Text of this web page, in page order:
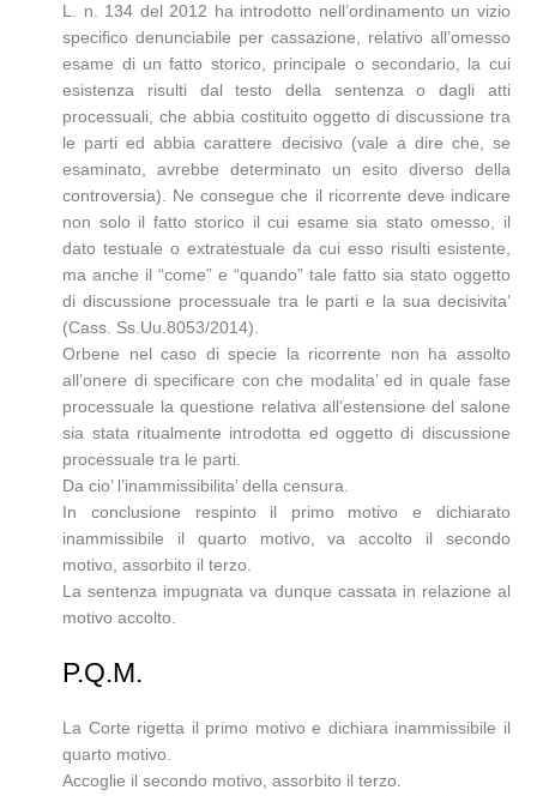
L. n. 134 del 2012 ha introdotto nell’ordinamento un vizio
specifico denunciabile per cassazione, relativo all’omesso
esame di un fatto storico, principale o secondario, la cui
esistenza risulti dal testo della sentenza o dagli atti
processuali, che abbia costituito oggetto di discussione tra
le parti ed abbia carattere decisivo (vale a dire che, se
esaminato, avrebbe determinato un esito diverso della
controversia). Ne consegue che il ricorrente deve indicare
non solo il fatto storico il cui esame sia stato omesso, il
dato testuale o extratestuale da cui esso risulti esistente,
ma anche il “come” e “quando” tale fatto sia stato oggetto
di discussione processuale tra le parti e la sua decisivita’
(Cass. Ss.Uu.8053/2014).
Orbene nel caso di specie la ricorrente non ha assolto
all’onere di specificare con che modalita’ ed in quale fase
processuale la questione relativa all’estensione del salone
sia stata ritualmente introdotta ed oggetto di discussione
processuale tra le parti.
Da cio’ l’inammissibilita’ della censura.
In conclusione respinto il primo motivo e dichiarato
inammissibile il quarto motivo, va accolto il secondo
motivo, assorbito il terzo.
La sentenza impugnata va dunque cassata in relazione al
motivo accolto.
P.Q.M.
La Corte rigetta il primo motivo e dichiara inammissibile il
quarto motivo.
Accoglie il secondo motivo, assorbito il terzo.